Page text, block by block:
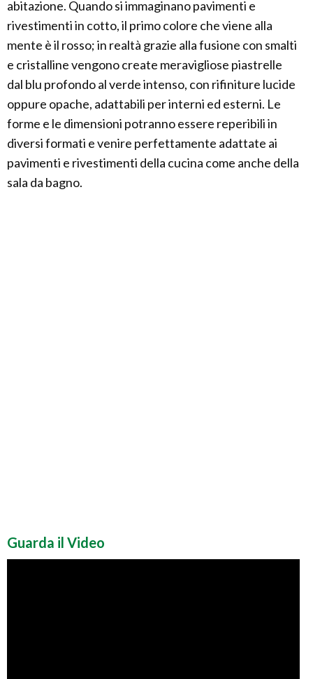
abitazione. Quando si immaginano pavimenti e
rivestimenti in cotto, il primo colore che viene alla
mente è il rosso; in realtà grazie alla fusione con smalti
e cristalline vengono create meravigliose piastrelle
dal blu profondo al verde intenso, con rifiniture lucide
oppure opache, adattabili per interni ed esterni. Le
forme e le dimensioni potranno essere reperibili in
diversi formati e venire perfettamente adattate ai
pavimenti e rivestimenti della cucina come anche della
sala da bagno.
Guarda il Video